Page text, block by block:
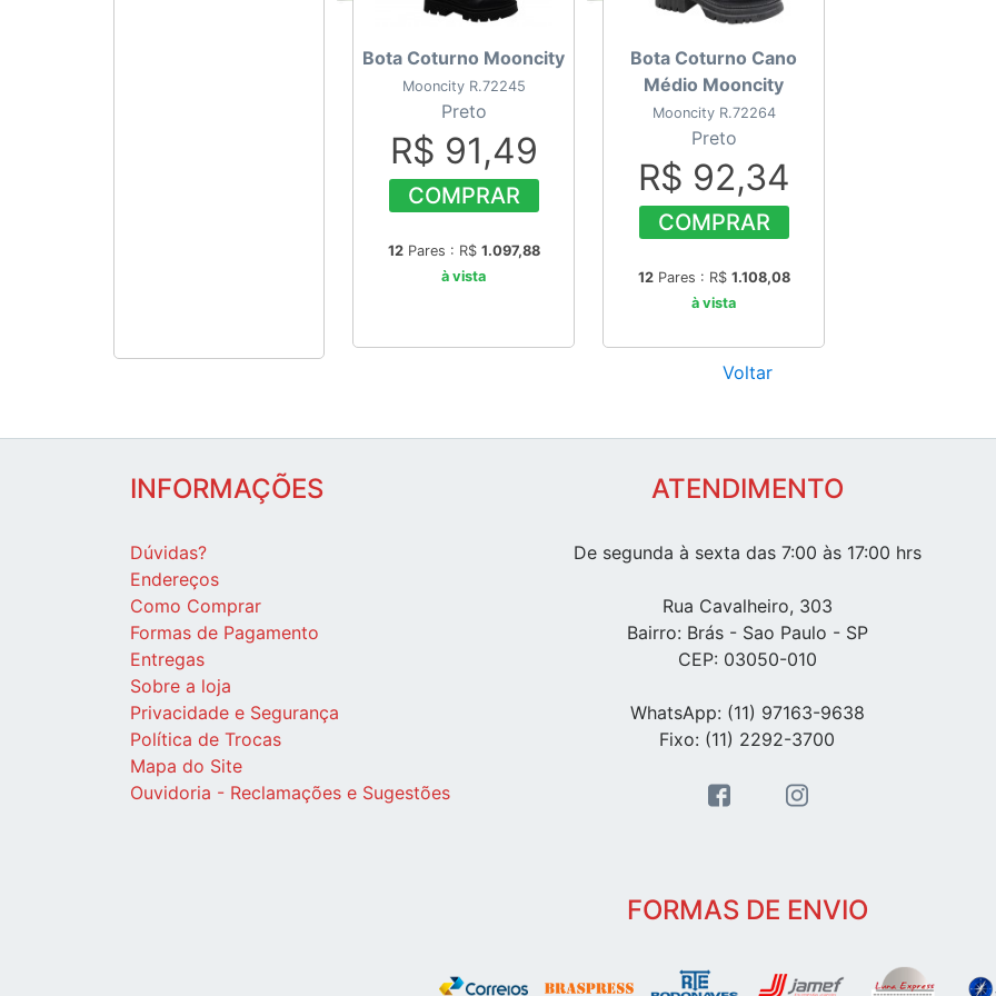
Bota Coturno Mooncity
Mooncity R.72245
Preto
R$ 91,49
COMPRAR
12Pares : R$ 1.097,88
à vista
Bota Coturno Cano
Médio Mooncity
Mooncity R.72264
Preto
R$ 92,34
COMPRAR
12Pares : R$ 1.108,08
à vista
Voltar
INFORMAÇÕES
Dúvidas?
Endereços
Como Comprar
Formas de Pagamento
Entregas
Sobre a loja
Privacidade e Segurança
Política de Trocas
Mapa do Site
Ouvidoria - Reclamações e Sugestões
ATENDIMENTO
De segunda à sexta das 7:00 às 17:00 hrs
Rua Cavalheiro, 303
Bairro: Brás - Sao Paulo - SP
CEP: 03050-010
WhatsApp: (11) 97163-9638
Fixo: (11) 2292-3700
FORMAS DE ENVIO